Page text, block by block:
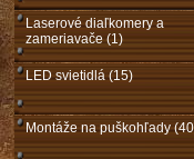
Laserové diaľkomery a
zameriavače (1)
LED svietidlá (15)
Montáže na puškohľady